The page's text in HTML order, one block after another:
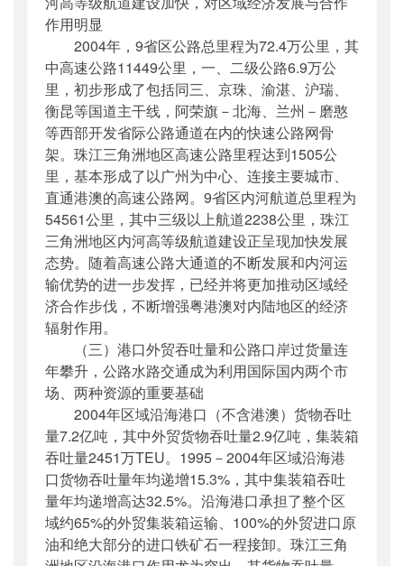
作用明显
2004年，9省区公路总里程为72.4万公里，其
中高速公路11449公里，一、二级公路6.9万公
里，初步形成了包括同三、京珠、渝湛、沪瑞、
衡昆等国道主干线，阿荣旗－北海、兰州－磨憨
等西部开发省际公路通道在内的快速公路网骨
架。珠江三角洲地区高速公路里程达到1505公
里，基本形成了以广州为中心、连接主要城市、
直通港澳的高速公路网。9省区内河航道总里程为
54561公里，其中三级以上航道2238公里，珠江
三角洲地区内河高等级航道建设正呈现加快发展
态势。随着高速公路大通道的不断发展和内河运
输优势的进一步发挥，已经并将更加推动区域经
济合作步伐，不断增强粤港澳对内陆地区的经济
辐射作用。
（三）港口外贸吞吐量和公路口岸过货量连
年攀升，公路水路交通成为利用国际国内两个市
场、两种资源的重要基础
2004年区域沿海港口（不含港澳）货物吞吐
量7.2亿吨，其中外贸货物吞吐量2.9亿吨，集装箱
吞吐量2451万TEU。1995－2004年区域沿海港
口货物吞吐量年均递增15.3%，其中集装箱吞吐
量年均递增高达32.5%。沿海港口承担了整个区
域约65%的外贸集装箱运输、100%的外贸进口原
油和绝大部分的进口铁矿石一程接卸。珠江三角